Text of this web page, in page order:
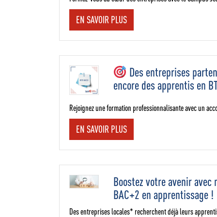
EN SAVOIR PLUS
Des entreprises
encore des apprentis en
Rejoignez une formation professionnalisante avec un
EN SAVOIR PLUS
Boostez votre avenir avec
BAC+2 en apprentissage !
Des entreprises locales* recherchent déjà leurs